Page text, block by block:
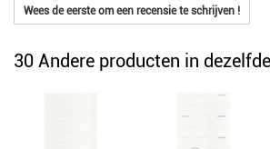
Wees de eerste om een recensie te schrijven !
30 Andere producten in